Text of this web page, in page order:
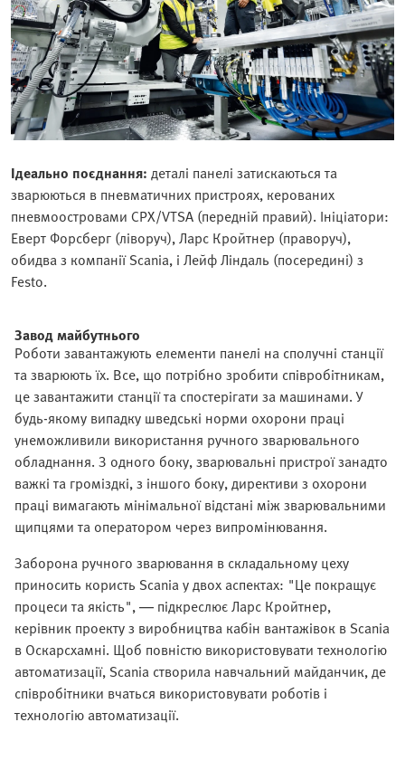
Ідеально поєднання: деталі панелі затискаються та
зварюються в пневматичних пристроях, керованих
пневмоостровами CPX/VTSA (передній правий). Ініціатори:
Еверт Форсберг (ліворуч), Ларс Кройтнер (праворуч),
обидва з компанії Scania, і Лейф Ліндаль (посередині) з
Festo.
Завод майбутнього
Роботи завантажують елементи панелі на сполучні станції
та зварюють їх. Все, що потрібно зробити співробітникам,
це завантажити станції та спостерігати за машинами. У
будь-якому випадку шведські норми охорони праці
унеможливили використання ручного зварювального
обладнання. З одного боку, зварювальні пристрої занадто
важкі та громіздкі, з іншого боку, директиви з охорони
праці вимагають мінімальної відстані між зварювальними
щипцями та оператором через випромінювання.
Заборона ручного зварювання в складальному цеху
приносить користь Scania у двох аспектах: "Це покращує
процеси та якість", — підкреслює Ларс Кройтнер,
керівник проекту з виробництва кабін вантажівок в Scania
в Оскарсхамні. Щоб повністю використовувати технологію
автоматизації, Scania створила навчальний майданчик, де
співробітники вчаться використовувати роботів і
технологію автоматизації.